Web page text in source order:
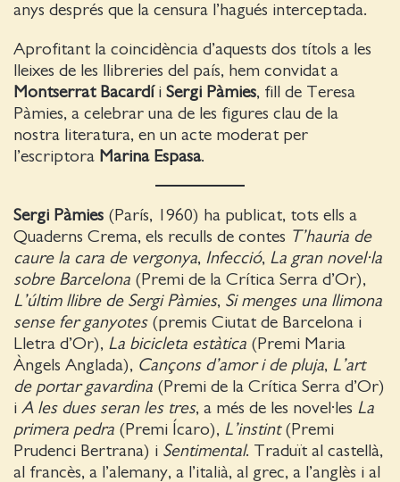
anys després que la censura l’hagués interceptada.
Aprofitant la coincidència d’aquests dos títols a les
lleixes de les llibreries del país, hem convidat a
Montserrat Bacardíi Sergi Pàmies, fill de Teresa
Pàmies, a celebrar una de les figures clau de la
nostra literatura, en un acte moderat per
l’escriptora Marina Espasa.
Sergi Pàmies (París, 1960) ha publicat, tots ells a
Quaderns Crema, els reculls de contes T’hauria de
caure la cara de vergonya, Infecció, La gran novel·la
sobre Barcelona (Premi de la Crítica Serra d’Or),
L’últim llibre de Sergi Pàmies, Si menges una llimona
sense fer ganyotes(premis Ciutat de Barcelona i
Lletra d’Or), La bicicleta estàtica (Premi Maria
Àngels Anglada), Cançons d’amor i de pluja, L’art
de portar gavardina (Premi de la Crítica Serra d’Or)
i A les dues seran les tres, a més de les novel·les La
primera pedra (Premi Ícaro), L’instint (Premi
Prudenci Bertrana) i Sentimental. Traduït al castellà,
al francès, a l’alemany, a l’italià, al grec, a l’anglès i al